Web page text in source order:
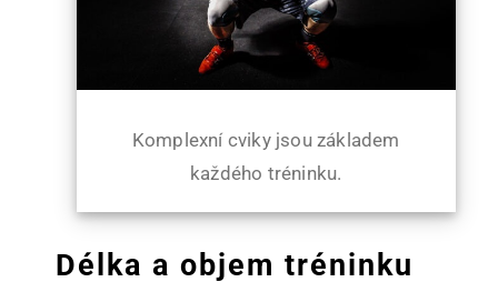
Komplexní cviky jsou základem
každého tréninku.
Délka a objem tréninku